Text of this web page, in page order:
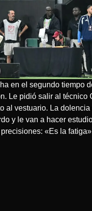
en el segundo tiempo
Le pidió salir al técnico
al vestuario. La dolencia
y le van a hacer
«Es la